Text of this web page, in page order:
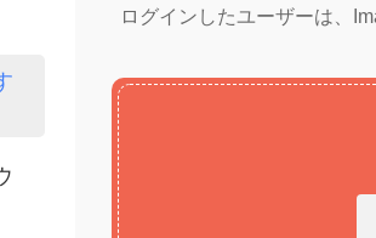
ログインしたユーザーは、